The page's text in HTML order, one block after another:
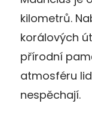
kilometrů.
korálových
přírodní
atmosféru
nespěchají.